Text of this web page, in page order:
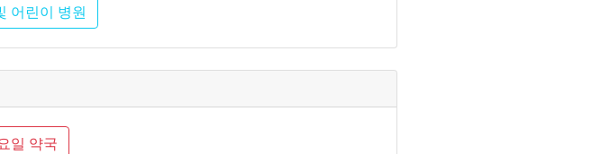
어린이 병원
일 약국